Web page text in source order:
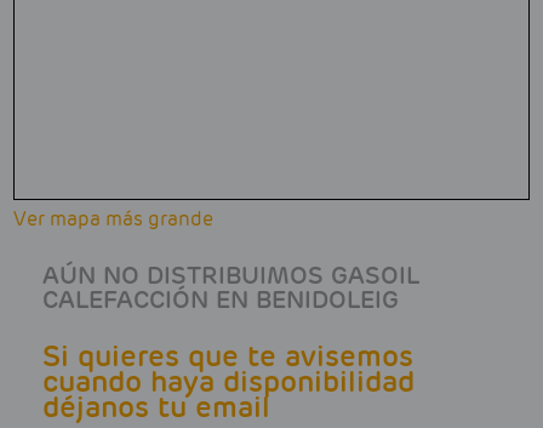
Ver mapa más grande
AÚN NO DISTRIBUIMOS GASOIL
CALEFACCIÓN EN BENIDOLEIG
Si quieres que te avisemos
cuando haya disponibilidad
déjanos tu email